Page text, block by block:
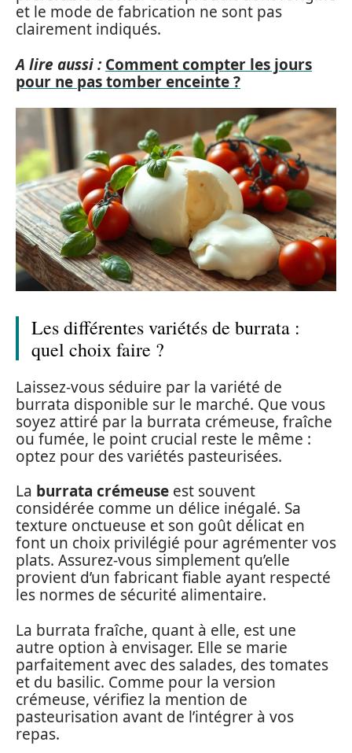
et le mode de fabrication ne sont pas
clairement indiqués.
A lire aussi : Comment compter les jours
pour ne pas tomber enceinte ?
Les différentes variétés de burrata :
quel choix faire ?
Laissez-vous séduire par la variété de
burrata disponible sur le marché. Que vous
soyez attiré par la burrata crémeuse, fraîche
ou fumée, le point crucial reste le même :
optez pour des variétés pasteurisées.
La burrata crémeuse est souvent
considérée comme un délice inégalé. Sa
texture onctueuse et son goût délicat en
font un choix privilégié pour agrémenter vos
plats. Assurez-vous simplement qu’elle
provient d’un fabricant fiable ayant respecté
les normes de sécurité alimentaire.
La burrata fraîche, quant à elle, est une
autre option à envisager. Elle se marie
parfaitement avec des salades, des tomates
et du basilic. Comme pour la version
crémeuse, vérifiez la mention de
pasteurisation avant de l’intégrer à vos
repas.